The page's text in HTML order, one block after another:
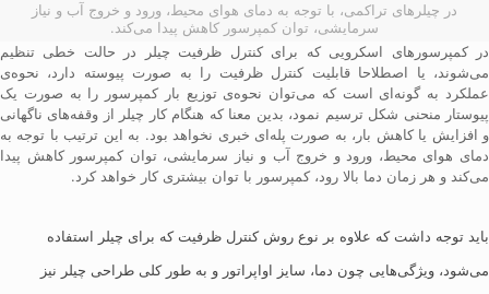
در چیلرهای تراکمی، با توجه به دمای هوای محیط، ورود و خروج آب و نیاز
سرمایشی، توان کمپرسور کاهش پیدا می‌کند.
در کمپرسورهای اسکرویی که برای کنترل ظرفیت چیلر در حالت خطی تنظیم
می‌شوند، یا اصطلاحا قابلیت کنترل ظرفیت را به صورت پیوسته دارد، نحوه‌ی
عملکرد به گونه‌ای است که می‌توان نحوه‌ی توزیع بار کمپرسور را به صورت یک
پیوستار منحنی شکل ترسیم نمود، بدین معنا که هنگام کار چیلر از وقفه‌های ناگهانی
و افزایش یا کاهش بار، به صورت پله‌ای خبری نخواهد بود. به این ترتیب با توجه به
دمای هوای محیط، ورود و خروج آب و نیاز سرمایشی، توان کمپرسور کاهش پیدا
می‌کند و هر زمان دما بالا رود، کمپرسور با توان بیشتری کار خواهد کرد.
باید توجه داشت که علاوه بر نوع روش کنترل ظرفیت که برای چیلر استفاده
می‌‎شود، ویژگی‌هایی چون دما، سایز اواپراتور و به طور کلی طراحی چیلر نیز